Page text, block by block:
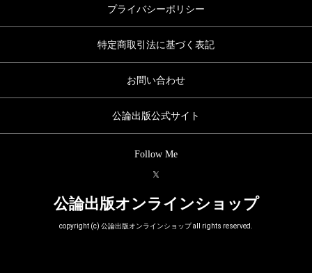
プライバシーポリシー
特定商取引法に基づく表記
お問い合わせ
公論出版公式サイト
Follow Me
公論出版オンラインショップ
copyright (c) 公論出版オンラインショップ all rights reserved.